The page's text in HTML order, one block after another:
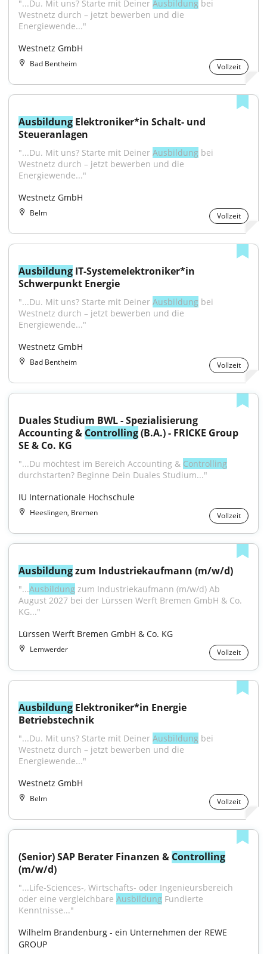
"...Du. Mit uns? Starte mit Deiner Ausbildung bei
Westnetz durch – jetzt bewerben und die
Energiewende..."
Westnetz GmbH
Bad Bentheim Vollzeit
Ausbildung Elektroniker*in Schalt- und
Steueranlagen
"...Du. Mit uns? Starte mit Deiner Ausbildung bei
Westnetz durch – jetzt bewerben und die
Energiewende..."
Westnetz GmbH
Belm Vollzeit
Ausbildung IT-Systemelektroniker*in
Schwerpunkt Energie
"...Du. Mit uns? Starte mit Deiner Ausbildung bei
Westnetz durch – jetzt bewerben und die
Energiewende..."
Westnetz GmbH
Bad Bentheim Vollzeit
Duales Studium BWL - Spezialisierung
Accounting & Controlling (B.A.) - FRICKE Group
SE & Co. KG
"...Du möchtest im Bereich Accounting & Controlling
durchstarten? Beginne Dein Duales Studium..."
IU Internationale Hochschule
Heeslingen, Bremen Vollzeit
Ausbildung zum Industriekaufmann (m/w/d)
"...Ausbildung zum Industriekaufmann (m/w/d) Ab
August 2027 bei der Lürssen Werft Bremen GmbH & Co.
KG..."
Lürssen Werft Bremen GmbH & Co. KG
Lemwerder Vollzeit
Ausbildung Elektroniker*in Energie
Betriebstechnik
"...Du. Mit uns? Starte mit Deiner Ausbildung bei
Westnetz durch – jetzt bewerben und die
Energiewende..."
Westnetz GmbH
Belm Vollzeit
(Senior) SAP Berater Finanzen & Controlling
(m/w/d)
"...Life-Sciences-, Wirtschafts- oder Ingenieursbereich
oder eine vergleichbare Ausbildung Fundierte
Kenntnisse..."
Wilhelm Brandenburg - ein Unternehmen der REWE
GROUP